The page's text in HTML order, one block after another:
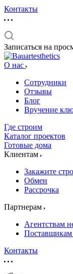
Контакты
Записаться на
О нас
Сотрудники
Отзывы
Блог
Вручение
Где строим
Каталог проектов
Готовые дома
Клиентам
Закажите
Обмен
Рассрочка
Партнерам
Агентствам
Контакты